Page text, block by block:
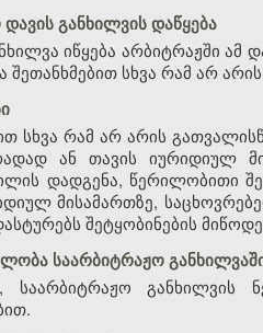
განხილვის დაწყება
იწყება არბიტრაჟში ამ
შეთანხმებით სხვა რამ არ
სხვა რამ არ არის
ან თავის იურიდიულ
დადგენა, წერილობითი
მისამართზე,
შეტყობინების
საარბიტრაჟო
საარბიტრაჟო განხილვის